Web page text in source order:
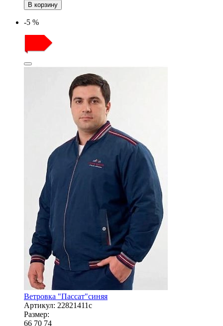
В корзину
-5 %
Ветровка "Пассат"синяя
Артикул: 22821411с
Размер:
66 70 74